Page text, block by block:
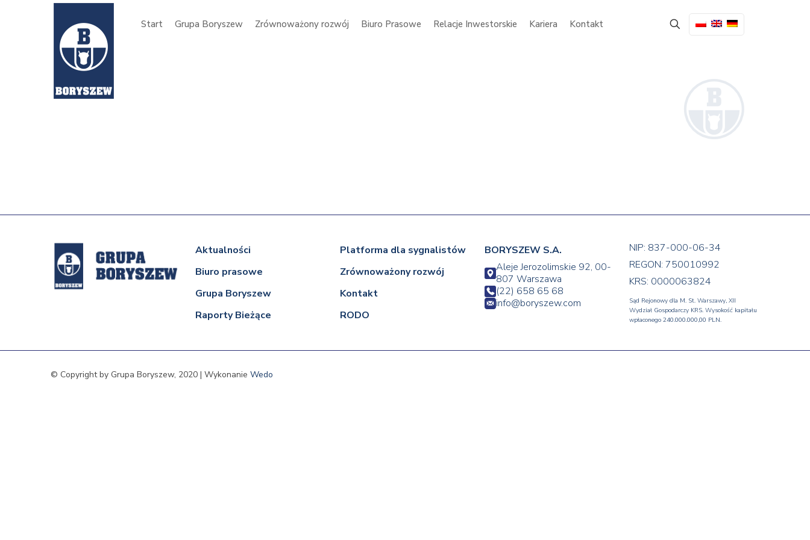
Start Grupa Boryszew Zrównoważony rozwój Biuro Prasowe Relacje Inwestorskie Kariera Kontakt
Aktualności
Biuro prasowe
Grupa Boryszew
Raporty Bieżące
Platforma dla sygnalistów
Zrównoważony rozwój
Kontakt
RODO
BORYSZEW S.A.
Aleje Jerozolimskie 92, 00-
807 Warszawa
(22) 658 65 68
info@boryszew.com
NIP: 837-000-06-34
REGON: 750010992
KRS: 0000063824
Sąd Rejonowy dla M. St. Warszawy, XII
Wydział Gospodarczy KRS. Wysokość kapitału
wpłaconego 240.000.000,00 PLN.
© Copyright by Grupa Boryszew, 2020 | Wykonanie Wedo